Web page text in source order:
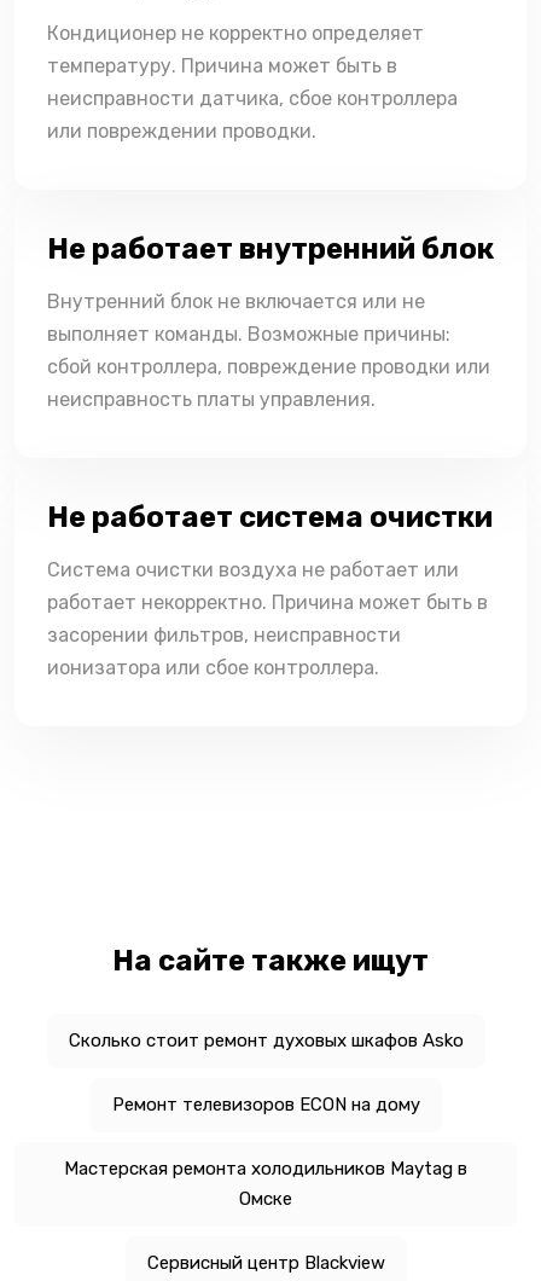
Кондиционер не корректно определяет
температуру. Причина может быть в
неисправности датчика, сбое контроллера
или повреждении проводки.
Не работает внутренний блок
Внутренний блок не включается или не
выполняет команды. Возможные причины:
сбой контроллера, повреждение проводки или
неисправность платы управления.
Не работает система очистки
Система очистки воздуха не работает или
работает некорректно. Причина может быть в
засорении фильтров, неисправности
ионизатора или сбое контроллера.
На сайте также ищут
Сколько стоит ремонт духовых шкафов Asko
Ремонт телевизоров ECON на дому
Мастерская ремонта холодильников Maytag в
Омске
Сервисный центр Blackview